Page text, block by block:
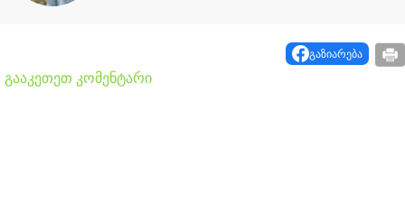
გაზიარება
გააკეთეთ კომენტარი